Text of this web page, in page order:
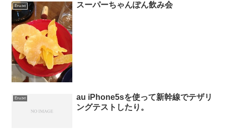
Eru.txt スーパーちゃんぽん飲み会
Eru.txt
au iPhone5sを使って新幹線でテザリ
ングテストしたり。